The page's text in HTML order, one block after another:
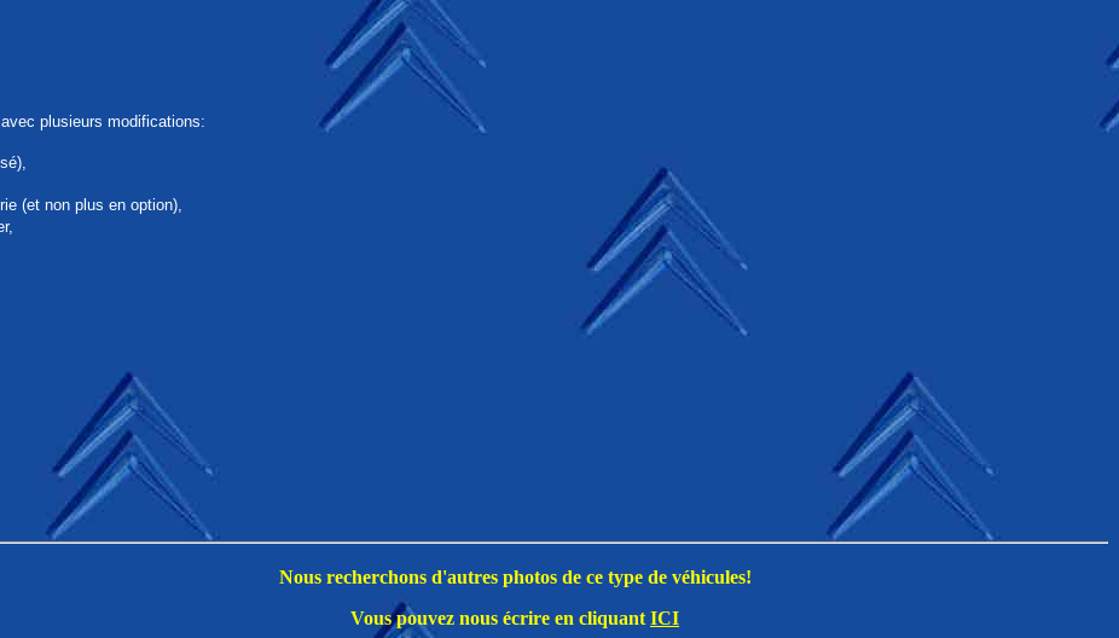
plusieurs modifications:
(et non plus en option),
Nous recherchons d'autres photos de ce type de véhicules!
Vous pouvez nous écrire en cliquant ICI